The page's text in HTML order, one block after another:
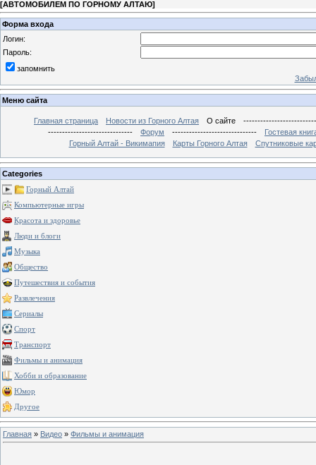
[АВТОМОБИЛЕМ ПО ГОРНОМУ АЛТАЮ]
Форма входа
Логин:
Пароль:
запомнить
Меню сайта
Главная страница Новости из Горного Алтая О сайте
------------------------------
Форум ------------------------------
Гостевая
Горный Алтай - Викимапия
Карты Горного Алтая Спутниковые
Categories
Горный Алтай
Компьютерные игры
Красота и здоровье
Люди и блоги
Музыка
Общество
Путешествия и события
Развлечения
Сериалы
Спорт
Транспорт
Фильмы и анимация
Хобби и образование
Юмор
Другое
Главная » Видео » Фильмы и анимация